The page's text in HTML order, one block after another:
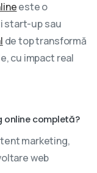
este o
start-up sau
de top transformă
cu impact real
online completă?
marketing,
web